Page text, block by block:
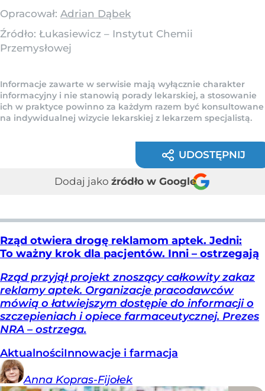
Opracował: Adrian Dąbek
Źródło: Łukasiewicz – Instytut Chemii
Przemysłowej
Informacje zawarte w serwisie mają wyłącznie charakter
informacyjny i nie stanowią porady lekarskiej, a stosowanie
ich w praktyce powinno za każdym razem być konsultowane
na indywidualnej wizycie lekarskiej z lekarzem specjalistą.
UDOSTĘPNIJ
Dodaj jako źródło w Google
Rząd otwiera drogę reklamom aptek. Jedni:
To ważny krok dla pacjentów. Inni – ostrzegają
Rząd przyjął projekt znoszący całkowity zakaz
reklamy aptek. Organizacje pracodawców
mówią o łatwiejszym dostępie do informacji o
szczepieniach i opiece farmaceutycznej. Prezes
NRA – ostrzega.
AktualnościInnowacje i farmacja
Anna Kopras-Fijołek